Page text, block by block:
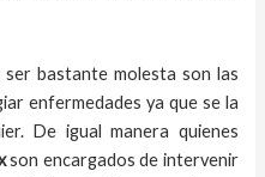
bastante molesta son las
enfermedades ya que se la
De igual manera quienes
son encargados de intervenir